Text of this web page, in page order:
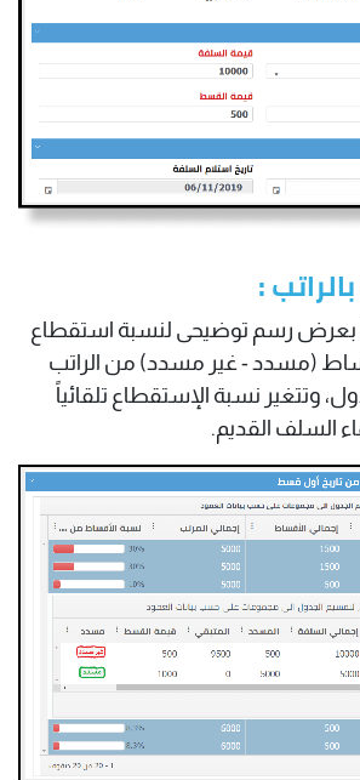
:
يقوم برنامج HRE بعرض رسم توضيحى لنسبة استقطاع
(مسدد - غير مسدد) من الراتب
وتتغير نسبة الإستقطاع تلقائياً
السلف القديم.